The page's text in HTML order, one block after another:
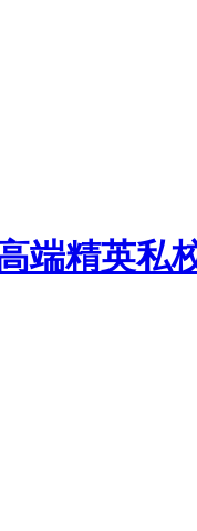
端精英私